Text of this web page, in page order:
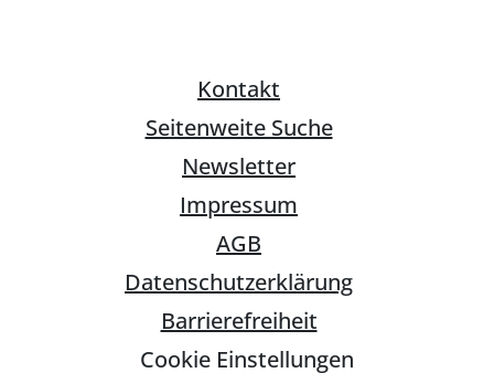
Kontakt
Seitenweite Suche
Newsletter
Impressum
AGB
Datenschutzerklärung
Barrierefreiheit
Cookie Einstellungen